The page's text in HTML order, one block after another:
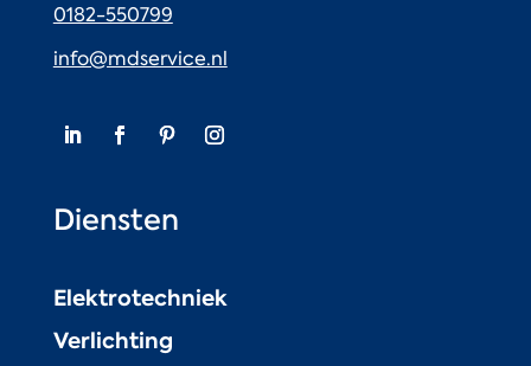
0182-550799
info@mdservice.nl
Diensten
Elektrotechniek
Verlichting